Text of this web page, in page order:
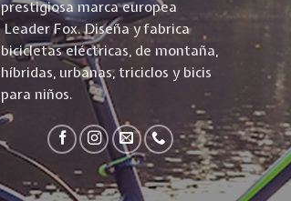
prestigiosa marca europea
Leader Fox. Diseña y fabrica
bicicletas eléctricas, de montaña,
híbridas, urbanas, triciclos y bicis
para niños.